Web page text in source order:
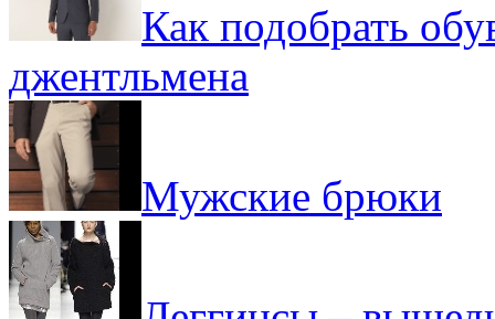
Как подобрать
джентльмена
Мужские брюки